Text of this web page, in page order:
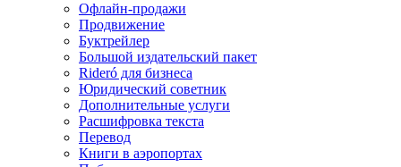
Офлайн-продажи
Продвижение
Буктрейлер
Большой издательский пакет
Rideró для бизнеса
Юридический советник
Дополнительные услуги
Расшифровка текста
Перевод
Книги в аэропортах